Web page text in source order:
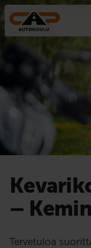
Hyppää sisältöön
–
Tervetuloa